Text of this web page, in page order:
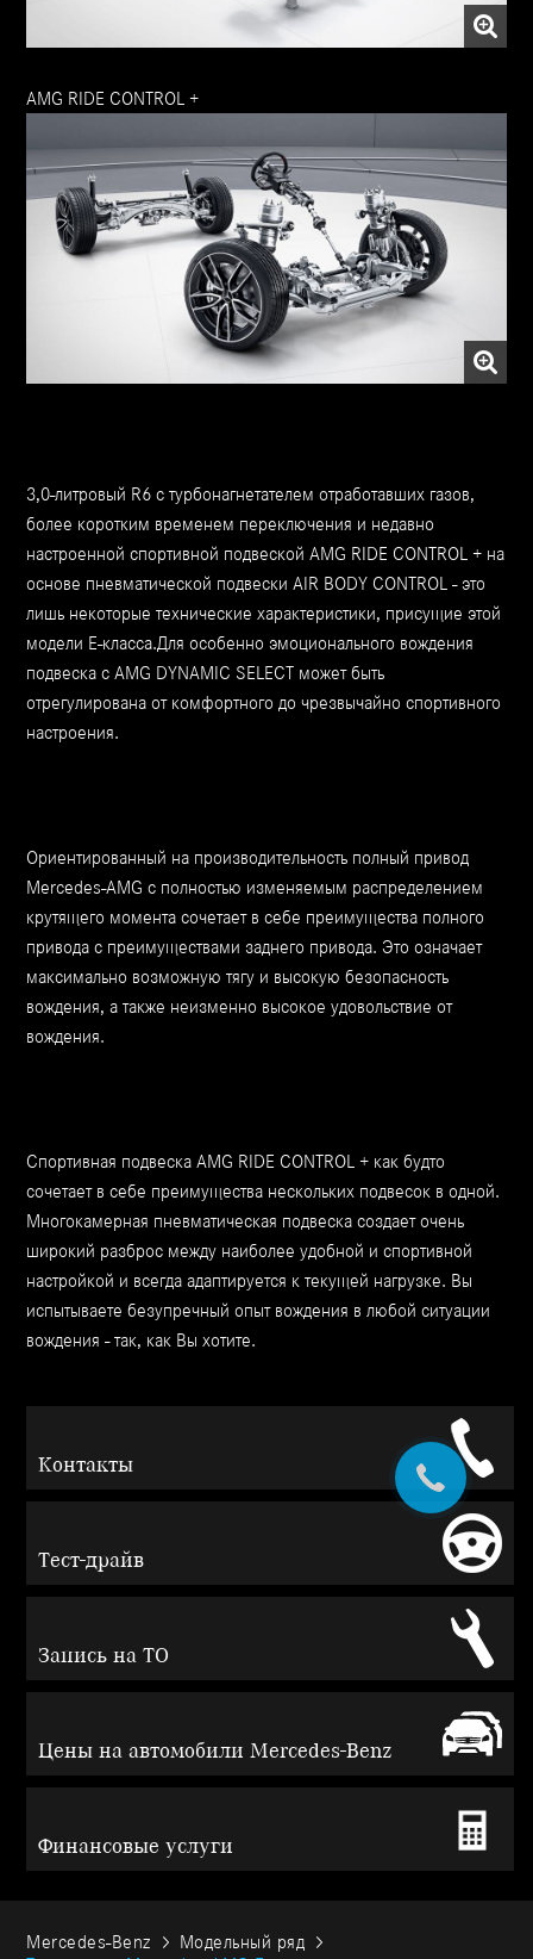
AMG RIDE CONTROL +
3,0-литровый R6 с турбонагнетателем отработавших газов,
более коротким временем переключения и недавно
настроенной спортивной подвеской AMG RIDE CONTROL + на
основе пневматической подвески AIR BODY CONTROL - это
лишь некоторые технические характеристики, присущие этой
модели Е-класса.Для особенно эмоционального вождения
подвеска с AMG DYNAMIC SELECT может быть
отрегулирована от комфортного до чрезвычайно спортивного
настроения.
Ориентированный на производительность полный привод
Mercedes-AMG с полностью изменяемым распределением
крутящего момента сочетает в себе преимущества полного
привода с преимуществами заднего привода. Это означает
максимально возможную тягу и высокую безопасность
вождения, а также неизменно высокое удовольствие от
вождения.
Спортивная подвеска AMG RIDE CONTROL + как будто
сочетает в себе преимущества нескольких подвесок в одной.
Многокамерная пневматическая подвеска создает очень
широкий разброс между наиболее удобной и спортивной
настройкой и всегда адаптируется к текущей нагрузке. Вы
испытываете безупречный опыт вождения в любой ситуации
вождения - так, как Вы хотите.
Контакты
Тест-драйв
Запись на ТО
Цены на автомобили Mercedes-Benz
Финансовые услуги
Mercedes-Benz
Модельный ряд